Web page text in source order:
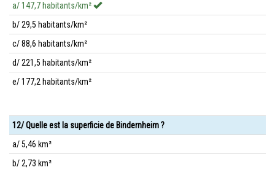
a/ 147,7 habitants/km²
b/ 29,5 habitants/km²
c/ 88,6 habitants/km²
d/ 221,5 habitants/km²
e/ 177,2 habitants/km²
12/ Quelle est la superficie de Bindernheim ?
a/ 5,46 km²
b/ 2,73 km²